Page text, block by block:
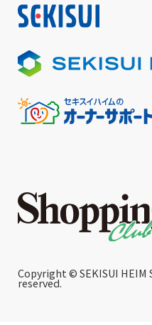
Copyright © SEKISUI HEIM
reserved.